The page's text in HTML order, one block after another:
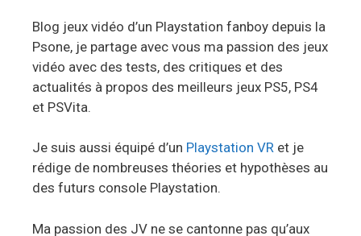
Blog jeux vidéo d’un Playstation fanboy depuis la
Psone, je partage avec vous ma passion des jeux
vidéo avec des tests, des critiques et des
actualités à propos des meilleurs jeux PS5, PS4
et PSVita.
Je suis aussi équipé d’un Playstation VR et je
rédige de nombreuses théories et hypothèses au
des futurs console Playstation.
Ma passion des JV ne se cantonne pas qu’aux